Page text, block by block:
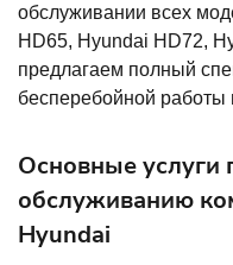
обслуживании всех
HD65, Hyundai HD72,
предлагаем полный
бесперебойной
Основные услуги
обслуживанию
Hyundai